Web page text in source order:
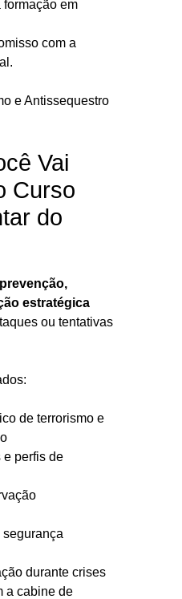
em
com a
Vai
Curso
do
prevenção,
estratégica
ou tentativas
de terrorismo e
e perfis de
segurança
durante crises
a cabine de